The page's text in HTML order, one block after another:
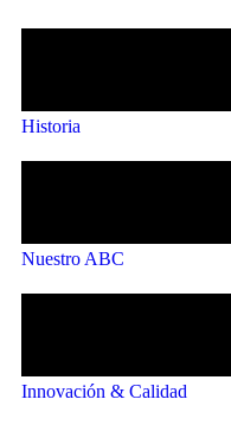
Historia
Nuestro ABC
Innovación & Calidad